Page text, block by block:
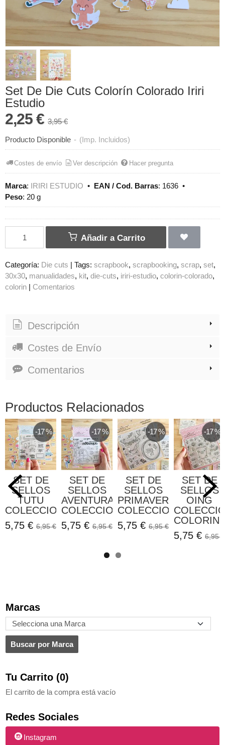
Marcas
Tu Carrito (0)
El carrito de la compra está vacío
Redes Sociales
Instagram
Set De Die Cuts Colorín Colorado Iriri
Estudio
2,25 € 3,95 €
Producto Disponible - (Imp. Incluidos)
Costes de envío Ver descripción Hacer pregunta
Marca: IRIRI ESTUDIO • EAN / Cod. Barras: 1636 •
Peso: 20 g
Añadir a Carrito
Categoría: Die cuts | Tags: scrapbook scrapbooking scrap set
30x30 manualidades kit die-cuts iriri-estudio colorin-colorado
colorin | Comentarios
Descripción
Costes de Envío
Comentarios
Productos Relacionados
-17 %
SET DE
SELLOS
TUTU
COLECCION...
5,75 € 6,95 €
-17 %
SET DE
SELLOS
AVENTURA
COLECCION...
5,75 € 6,95 €
-17 %
SET DE
SELLOS
PRIMAVERA
COLECCION...
5,75 € 6,95 €
-17 %
SET DE
SELLOS
OING
5,75 € 6,95 €